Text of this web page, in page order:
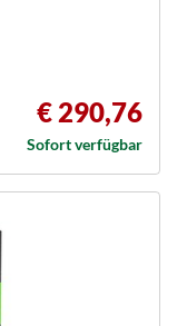
€ 290,76
Sofort verfügbar